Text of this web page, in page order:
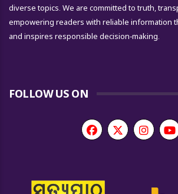
diverse topics. We are committed to truth,
empowering readers with reliable information
and inspires responsible decision-making.
FOLLOW US ON